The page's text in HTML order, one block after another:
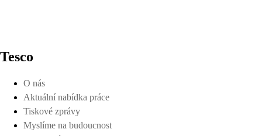
Tesco
O nás
Aktuální nabídka práce
Tiskové zprávy
Myslíme na budoucnost